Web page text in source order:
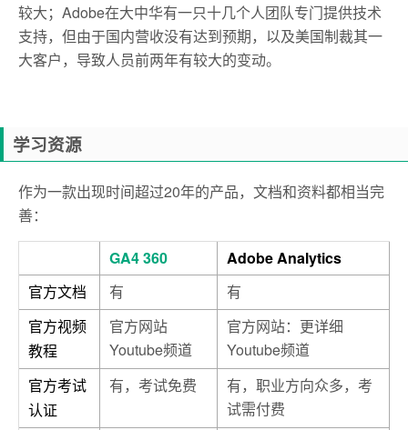
较大；Adobe在大中华有一只十几个人团队专门提供技术
支持，但由于国内营收没有达到预期，以及美国制裁其一
大客户，导致人员前两年有较大的变动。
学习资源
作为一款出现时间超过20年的产品，文档和资料都相当完
善：
GA4 360 Adobe Analytics
官方文档 有 有
官方视频
教程
官方网站
Youtube频道
官方网站：更详细
Youtube频道
官方考试
认证
有，考试免费
有，职业方向众多，考
试需付费